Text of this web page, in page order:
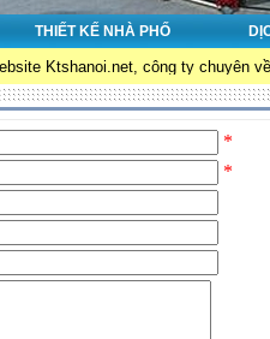
THIẾT KẾ NHÀ PHỐ
công ty chuyên về : Thiết
*
*